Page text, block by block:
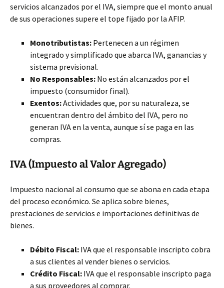
servicios alcanzados por el IVA, siempre que el monto anual
de sus operaciones supere el tope fijado por la AFIP.
Monotributistas: Pertenecen a un régimen
integrado y simplificado que abarca IVA, ganancias y
sistema previsional.
No Responsables: No están alcanzados por el
impuesto (consumidor final).
Exentos:Actividades que, por su naturaleza, se
encuentran dentro del ámbito del IVA, pero no
generan IVA en la venta, aunque sí se paga en las
compras.
IVA (Impuesto al Valor Agregado)
Impuesto nacional al consumo que se abona en cada etapa
del proceso económico. Se aplica sobre bienes,
prestaciones de servicios e importaciones definitivas de
bienes.
Débito Fiscal: IVA que el responsable inscripto cobra
a sus clientes al vender bienes o servicios.
Crédito Fiscal: IVA que el responsable inscripto paga
a sus proveedores al comprar.